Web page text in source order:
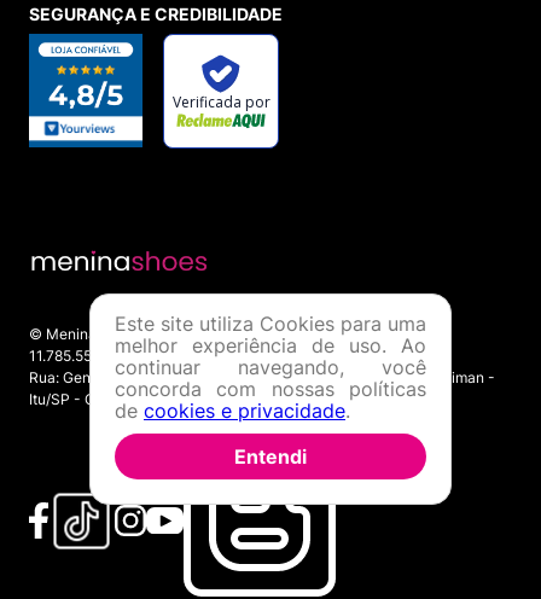
SEGURANÇA E CREDIBILIDADE
© Menina Shoes Comércio de Modas Eireli - EPP CNPJ:
11.785.555/0001-02 | IE: 387.208.543.115
Rua: General Epaminondas Teixeira Guimarães, 193 - Vila Gardiman -
Itu/SP - CEP 13309-410
Este site utiliza Cookies para uma
melhor experiência de uso. Ao
continuar navegando, você
concorda com nossas políticas
de cookies e privacidade.
Entendi